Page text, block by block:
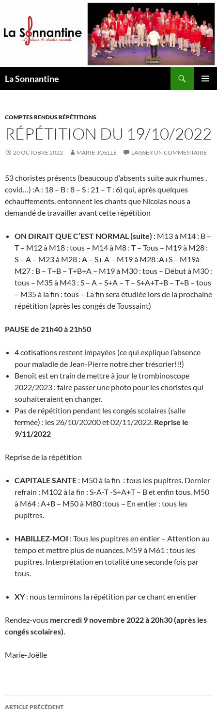
contenu
La Sonnantine
COMPTES RENDUS RÉPÉTITIONS
RÉPÉTITION DU 19/10/2022
20 OCTOBRE 2022 MARIE-JOELLE LAISSER UN COMMENTAIRE
53 choristes présents (beaucoup d’absents suite aux rhumes ,
covid…) :A : 18 – B : 8 – S : 21 – T : 6) qui, après quelques
échauffements, entonnent les chants que Nicolas nous a
demandé de travailler avant cette répétition
ON DIRAIT QUE C’EST NORMAL (suite) : M13 à M14 : B –
T – M12 à M18 : tous – M14 à M8 : T – Tous – M19 à M28 :
S – A – M23 à M28 : A – S+ A – M19 à M28 :A+S – M19à
M27 : B – T+B – T+B+A – M19 à M30 : tous – Début à M30 :
tous – M35 à M43 : S – A – S+A – T – S+A+T+B – T+B – tous
– M35 à la fin : tous – La fin sera étudiée lors de la prochaine
répétition (après les congés de Toussaint)
PAUSE de 21h40 à 21h50
4 cotisations restent impayées (ce qui explique l’absence
pour maladie de Jean-Pierre notre cher trésorier!!!)
Benoît est en train de mettre à jour le trombinoscope
2022/2023 : faire passer une photo pour les choristes qui
souhaiteraient en changer.
Pas de répétition pendant les congés scolaires (salle
fermée) : les 26/10/20200 et 02/11/2022. Reprise le
9/11/2022
Reprise de la répétition
CAPITALE SANTE : M50 à la fin : tous les pupitres. Dernier
refrain : M102 à la fin : S-A-T -S+A+T – B et enfin tous. M50
à M64 : A+B – M50 à M80 :tous – En entier : tous les
pupitres.
HABILLEZ-MOI : Tous les pupitres en entier – Attention au
tempo et mettre plus de nuances. M59 à M61 : tous les
pupitres. Interprétation en totalité une seconde fois par
tous.
XY: nous terminons la répétition par ce chant en entier
Rendez-vous mercredi 9 novembre 2022 à 20h30 (après les
congés scolaires).
Marie-Joëlle
Navigation
ARTICLE PRÉCÉDENT